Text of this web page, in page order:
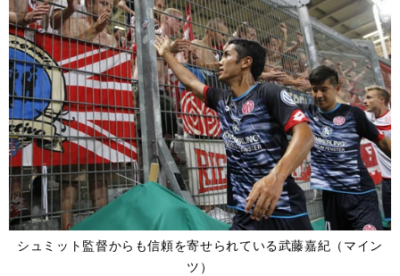
シュミット監督からも信頼を寄せられている武藤嘉紀（マイン
ツ）